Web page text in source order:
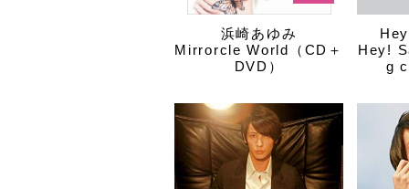
浜崎あゆみ
Mirrorcle World（CD＋
DVD）
Hey!
g